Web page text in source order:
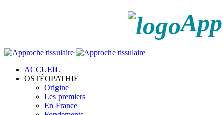
ACCUEIL
OSTÉOPATHIE
Origine
Les premiers
En France